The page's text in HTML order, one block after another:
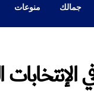
جمالك منوعات